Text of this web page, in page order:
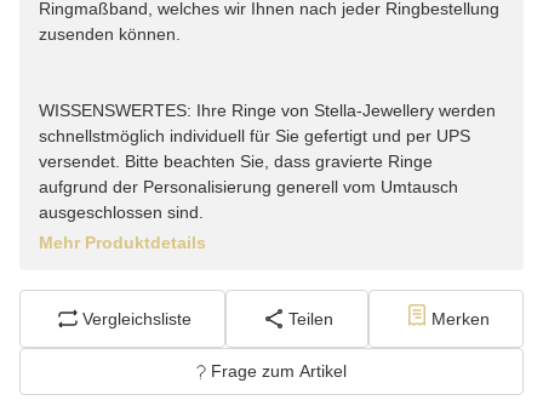
Ringmaßband, welches wir Ihnen nach jeder Ringbestellung
zusenden können.
WISSENSWERTES: Ihre Ringe von Stella-Jewellery werden
schnellstmöglich individuell für Sie gefertigt und per UPS
versendet. Bitte beachten Sie, dass gravierte Ringe
aufgrund der Personalisierung generell vom Umtausch
ausgeschlossen sind.
Mehr Produktdetails
Vergleichsliste Teilen Merken
Frage zum Artikel